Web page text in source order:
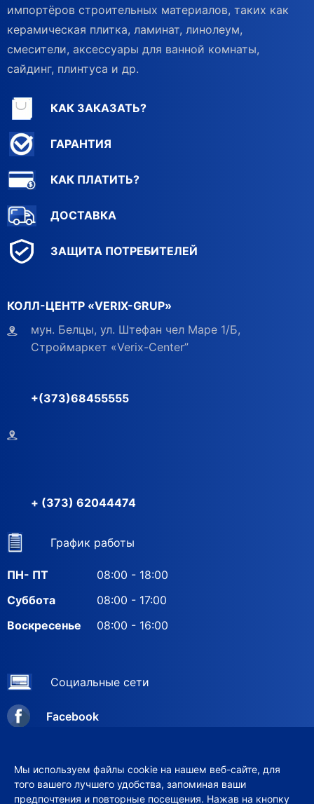
импортёров строительных материалов, таких как
керамическая плитка, ламинат, линолеум,
смесители, аксессуары для ванной комнаты,
сайдинг, плинтуса и др.
КОЛЛ-ЦЕНТР «VERIX-GRUP»
мун. Белцы, ул. Штефан чел Маре 1/Б,
Строймаркет «Verix-Center”
+(373)68455555
+ (373) 62044474
КАК ЗАКАЗАТЬ?
ГАРАНТИЯ
КАК ПЛАТИТЬ?
ДОСТАВКА
ЗАЩИТА ПОТРЕБИТЕЛЕЙ
График работы
ПН- ПТ
08:00 - 18:00
Суббота
08:00 - 17:00
Воскресенье
08:00 - 16:00
Социальные сети
Facebook
Мы используем файлы cookie на нашем веб-сайте, для
того вашего лучшего удобства, запоминая ваши
предпочтения и повторные посещения. Нажав на кнопку